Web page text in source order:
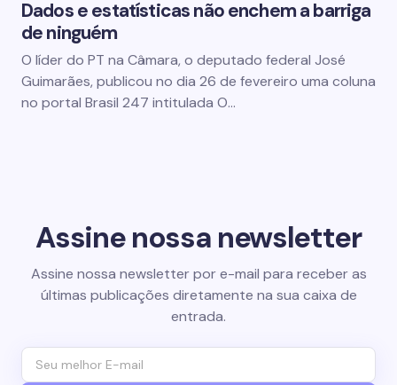
Dados e estatísticas não enchem a barriga
de ninguém
O líder do PT na Câmara, o deputado federal José
Guimarães, publicou no dia 26 de fevereiro uma coluna
no portal Brasil 247 intitulada O…
Assine nossa newsletter
Assine nossa newsletter por e-mail para receber as
últimas publicações diretamente na sua caixa de
entrada.